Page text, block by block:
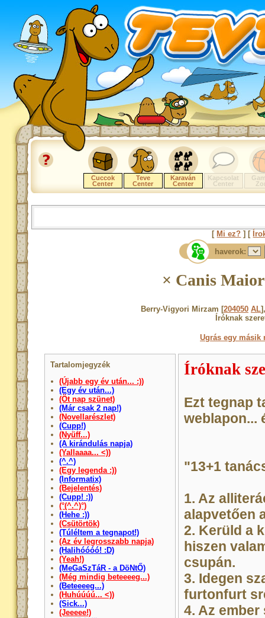
Cuccok
Center
Teve
Center
Karaván
Center
Kapcsolat
Center
[ Mi ez? ] [
haverok:
× Canis
Berry-Vigyori Mirzam [204050 AL
Íróknak
Ugrás egy másik
Tartalomjegyzék
(Újabb egy év után... :))
(Egy év után...)
(Öt nap szünet)
(Már csak 2 nap!)
(Novellarészlet)
(Cupp!)
(Nyüff...)
(A kirándulás napja)
(Yallaaaa... <))
(^.^)
(Egy legenda :))
(Informatix)
(Bejelentés)
(Cupp! :))
(°(^.^)°)
(Hehe :))
(Csütörtök)
(Túléltem a tegnapot!)
(Az év legrosszabb napja)
(Halihóóóó! :D)
(Yeah!)
(MeGaSzTáR - a DöNtŐ)
(Még mindig beteeeeg...)
(Beteeeeg...)
(Huhúúúú... <))
(Sick...)
(Jeeeee!)
Íróknak
Ezt tegnap
weblapon...
"13+1
1. Az
alapvetően
2. Kerüld a
hiszen
csupán.
3. Idegen
furtonfurt
4. Az